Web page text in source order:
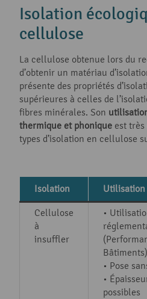
Isolation
cellulose
La cellulose obtenue lors du
d’obtenir un matériau
présente des propriétés
supérieures à celles de
fibres minérales. Son
thermique et phonique est
types d’isolation en cellulose
Isolation Utilisation
Cellulose
à
insuffler
•
Bâtiments)
• Pose
•
possibles